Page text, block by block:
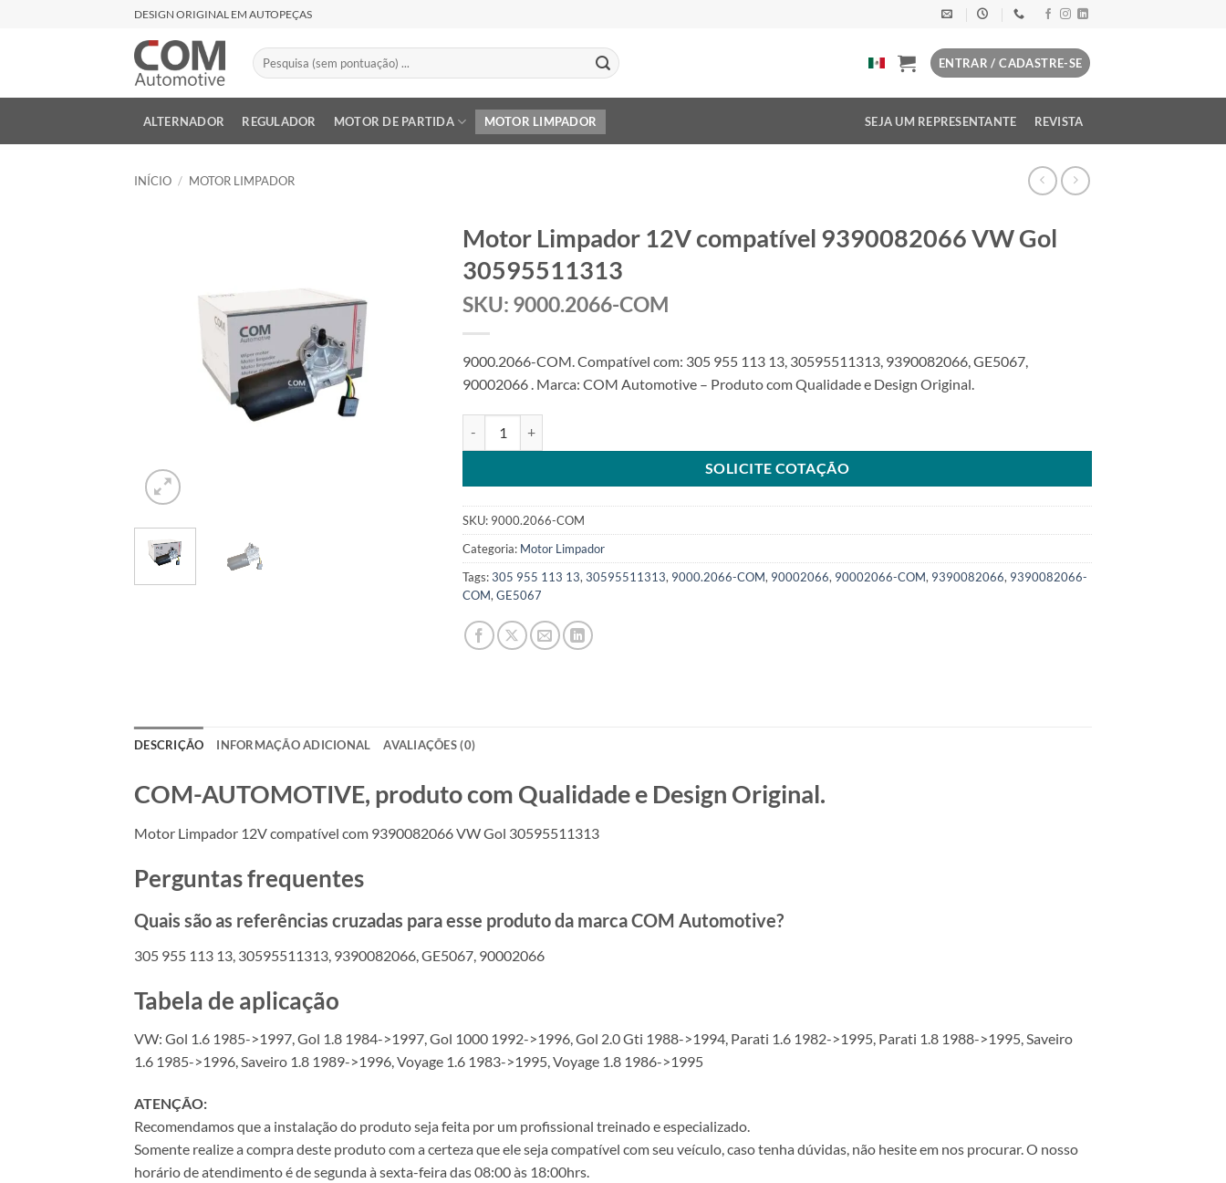
DESIGN ORIGINAL EM AUTOPEÇAS
Pesquisar
por:
ENTRAR / CADASTRE-SE
ALTERNADOR REGULADOR MOTOR DE PARTIDA MOTOR LIMPADOR SEJA UM REPRESENTANTE REVISTA
INÍCIO / MOTOR LIMPADOR
Motor Limpador 12V compatível 9390082066 VW Gol
30595511313
SKU: 9000.2066-COM
9000.2066-COM. Compatível com: 305 955 113 13, 30595511313, 9390082066, GE5067,
90002066 . Marca: COM Automotive – Produto com Qualidade e Design Original.
SOLICITE COTAÇÃO
SKU: 9000.2066-COM
Categoria: Motor Limpador
Tags:305 955 113 13, 30595511313, 9000.2066-COM, 90002066, 90002066-COM, 9390082066, 9390082066-
COM, GE5067
DESCRIÇÃO INFORMAÇÃO ADICIONAL AVALIAÇÕES (0)
COM-AUTOMOTIVE, produto com Qualidade e Design Original.
Motor Limpador 12V compatível com 9390082066 VW Gol 30595511313
Perguntas frequentes
Quais são as referências cruzadas para esse produto da marca COM Automotive?
305 955 113 13, 30595511313, 9390082066, GE5067, 90002066
Tabela de aplicação
VW: Gol 1.6 1985->1997, Gol 1.8 1984->1997, Gol 1000 1992->1996, Gol 2.0 Gti 1988->1994, Parati 1.6 1982->1995, Parati 1.8 1988->1995, Saveiro
1.6 1985->1996, Saveiro 1.8 1989->1996, Voyage 1.6 1983->1995, Voyage 1.8 1986->1995
ATENÇÃO:
Recomendamos que a instalação do produto seja feita por um profissional treinado e especializado.
Somente realize a compra deste produto com a certeza que ele seja compatível com seu veículo, caso tenha dúvidas, não hesite em nos procurar. O nosso
horário de atendimento é de segunda à sexta-feira das 08:00 às 18:00hrs.